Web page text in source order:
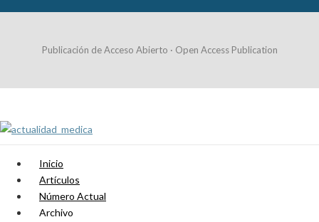
Publicación de Acceso Abierto · Open Access Publication
Inicio
Artículos
Número Actual
Archivo